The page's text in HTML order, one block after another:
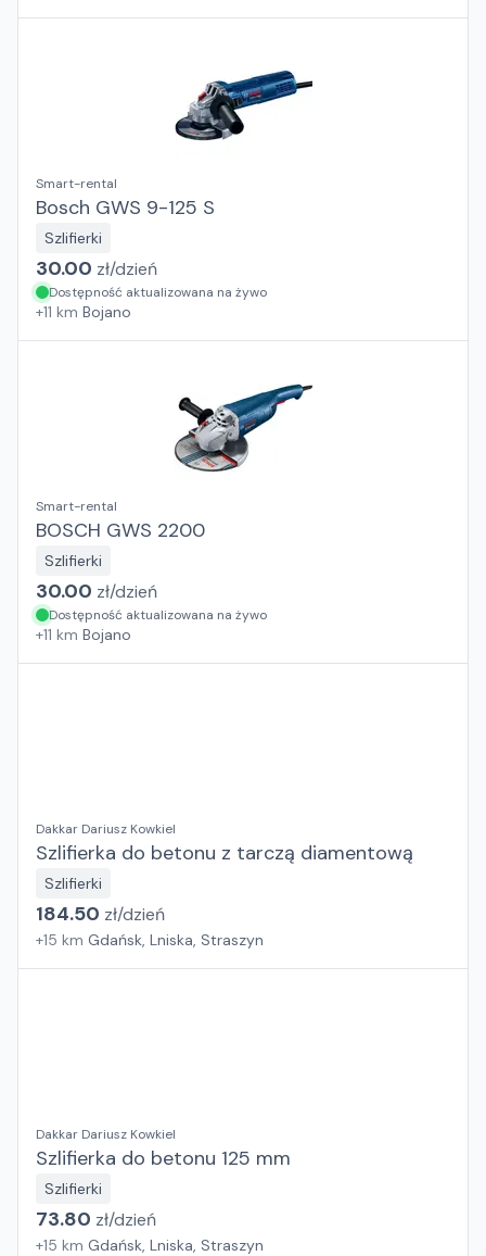
Smart-rental
Bosch GWS 9-125 S
Szlifierki
30.00 zł/dzień
Dostępność aktualizowana na żywo
+11 km Bojano
Smart-rental
BOSCH GWS 2200
Szlifierki
30.00 zł/dzień
Dostępność aktualizowana na żywo
+11 km Bojano
Dakkar Dariusz Kowkiel
Szlifierka do betonu z tarczą diamentową
Szlifierki
184.50 zł/dzień
+15 km Gdańsk, Lniska, Straszyn
Dakkar Dariusz Kowkiel
Szlifierka do betonu 125 mm
Szlifierki
73.80 zł/dzień
+15 km Gdańsk, Lniska, Straszyn